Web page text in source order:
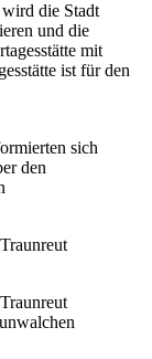
die Stadt
und die
mit
ist für den
sich
den